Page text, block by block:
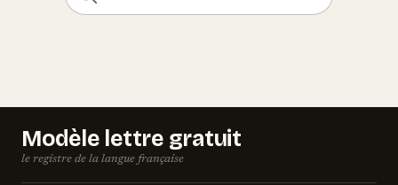
Modèle lettre gratuit
le registre de la langue française